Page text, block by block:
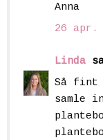
Anna
26 apr.
Linda
Så fint
samle